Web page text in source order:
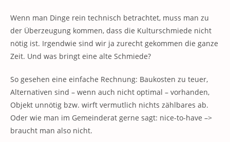
Wenn man Dinge rein technisch betrachtet, muss man zu
der Überzeugung kommen, dass die Kulturschmiede nicht
nötig ist. Irgendwie sind wir ja zurecht gekommen die ganze
Zeit. Und was bringt eine alte Schmiede?
So gesehen eine einfache Rechnung: Baukosten zu teuer,
Alternativen sind – wenn auch nicht optimal – vorhanden,
Objekt unnötig bzw. wirft vermutlich nichts zählbares ab.
Oder wie man im Gemeinderat gerne sagt: nice-to-have –>
braucht man also nicht.